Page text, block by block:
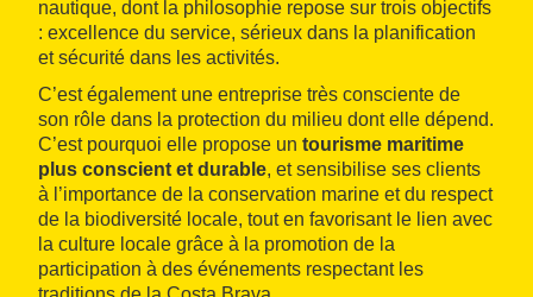
nautique, dont la philosophie repose sur trois objectifs
: excellence du service, sérieux dans la planification
et sécurité dans les activités.
C’est également une entreprise très consciente de
son rôle dans la protection du milieu dont elle dépend.
C’est pourquoi elle propose un tourisme maritime
plus conscient et durable, et sensibilise ses clients
à l’importance de la conservation marine et du respect
de la biodiversité locale, tout en favorisant le lien avec
la culture locale grâce à la promotion de la
participation à des événements respectant les